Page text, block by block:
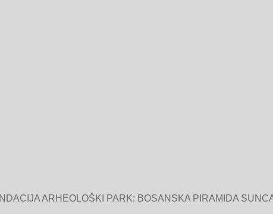
ARHEOLOŠKI PARK: BOSANSKA PIRAMIDA